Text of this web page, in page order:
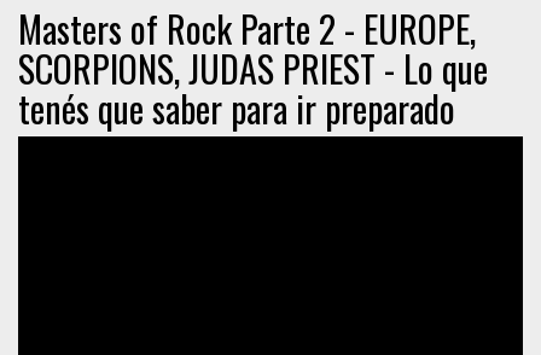
Masters of Rock Parte 2 - EUROPE,
SCORPIONS, JUDAS PRIEST - Lo que
tenés que saber para ir preparado